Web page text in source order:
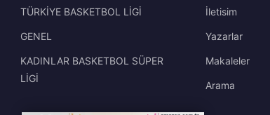
TÜRKİYE BASKETBOL LİGİ
GENEL
KADINLAR BASKETBOL SÜPER
LİGİ
İletisim
Yazarlar
Makaleler
Arama